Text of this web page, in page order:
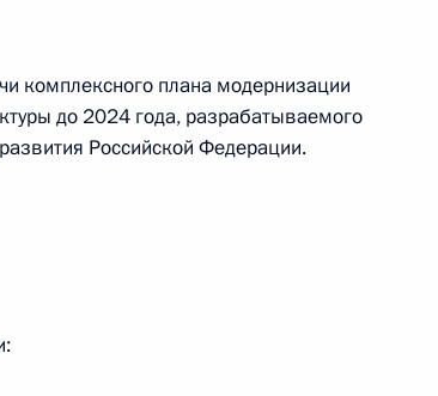
направлению
государственной
комплексного плана модернизации
до 2024 года, разрабатываемого
Российской Федерации.